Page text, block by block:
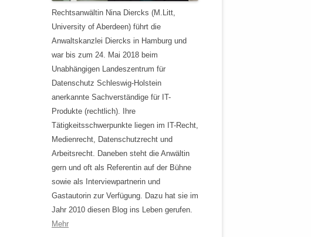
Rechtsanwältin Nina Diercks (M.Litt,
University of Aberdeen) führt die
Anwaltskanzlei Diercks in Hamburg und
war bis zum 24. Mai 2018 beim
Unabhängigen Landeszentrum für
Datenschutz Schleswig-Holstein
anerkannte Sachverständige für IT-
Produkte (rechtlich). Ihre
Tätigkeitsschwerpunkte liegen im IT-Recht,
Medienrecht, Datenschutzrecht und
Arbeitsrecht. Daneben steht die Anwältin
gern und oft als Referentin auf der Bühne
sowie als Interviewpartnerin und
Gastautorin zur Verfügung. Dazu hat sie im
Jahr 2010 diesen Blog ins Leben gerufen.
Mehr